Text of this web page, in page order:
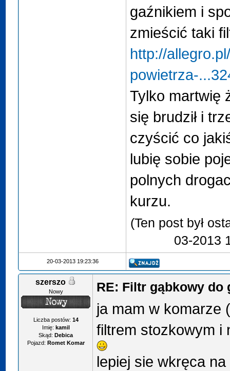
gaźnikiem i
zmieścić taki
http://
powietrza-
Tylko martwię
się brudził i
czyścić co
lubię sobie
polnych
kurzu.
(Ten post był
03-2013
20-03-2013 19:23:36
szerszo
Nowy
Liczba postów: 14
Imię: kamil
Skąd: Debica
Pojazd: Romet Komar
RE: Filtr gąbkowy do
ja mam w komarze
filtrem stozkowym i
lepiej sie wkręca